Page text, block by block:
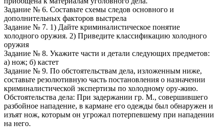
Задание № 6. Составьте схемы следов основного и
дополнительных факторов выстрела
Задание № 7. 1) Дайте криминалистическое понятие
холодного оружия. 2) Приведите классификацию холодного
оружия
Задание № 8. Укажите части и детали следующих предметов:
а) нож; б) кастет
Задание № 9. По обстоятельствам дела, изложенным ниже,
составьте резолютивную часть постановления о назначении
криминалистической экспертизы по холодному ору-жию.
Обстоятельства дела: При задержании гр. М., совершившего
разбойное нападение, в кармане его одежды был обнаружен и
изъят нож, которым он угрожал потерпевшему при нападении
на него.